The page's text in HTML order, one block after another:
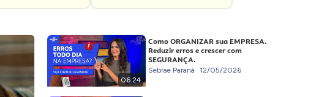
06:24
Como ORGANIZAR sua EMPRESA.
Reduzir erros e crescer com
SEGURANÇA.
Sebrae Paraná 12/05/2026